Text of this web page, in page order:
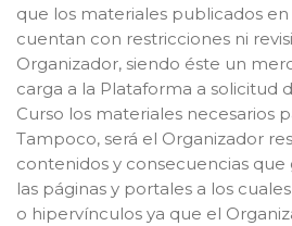
que los materiales publicados
cuentan con restricciones ni
Organizador, siendo éste un
carga a la Plataforma a solicitud
Curso los materiales necesarios
Tampoco, será el Organizador
contenidos y consecuencias que
las páginas y portales a los
o hipervínculos ya que el